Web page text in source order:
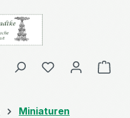
Miniaturen